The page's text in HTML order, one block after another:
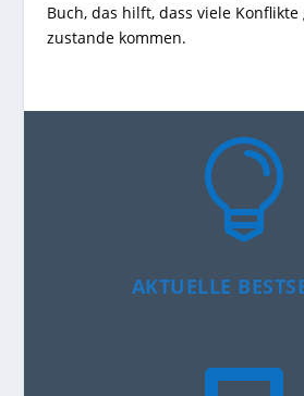
Buch, das hilft, dass viele
zustande kommen.

AKTUELLE